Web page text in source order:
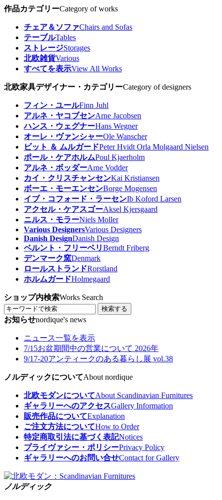
作品カテゴリーCategory of works
チェア＆ソファChairs and Sofas
テーブルTables
ストレージStorages
北欧雑貨Various
すべてを表示View All Works
北欧家具デザイナー・カテゴリーCategory of designers
フィン・ユールFinn Juhl
アルネ・ヤコブセンArne Jacobsen
ハンス・ウェグナーHans Wegner
オーレ・ヴァンシャーOle Wanscher
ビット ＆ ムルガードPeter Hvidt Orla Molgaard Nielsen
ポール・ケアホルムPoul Kjaerholm
アルネ・ボッダーArne Vodder
カイ・クリスチャンセンKai Kristiansen
ボーエ・モーエンセンBorge Mogensen
イブ・コフォード・ラーセンIb Koford Larsen
アクセル・ケアスゴーAksel Kjersgaard
ニルス・モラーNiels Moller
Various DesignersVarious Designers
Danish DesignDanish Design
ベルント・フリーベリBerndt Friberg
デンマーク窯Denmark
ロールストランドRorstland
ホルムガードHolmegaard
ショップ内検索Works Search
検索する
お知らせnordique's news
ニュース一覧を表示
7/15お盆期間中の営業について 2026年
9/17-20アンティークのある暮らし展 vol.38
ノルディックについてAbout nordique
北欧モダンについてAbout Scandinavian Furnitures
ギャラリーへのアクセスGallery Information
販売作品についてExplanation
ご注文方法についてHow to Order
特定商取引法に基づく表記Notices
プライヴァシー・ポリシーPrivacy Policy
ギャラリーへのお問い合せContact for Gallery
ノルディック